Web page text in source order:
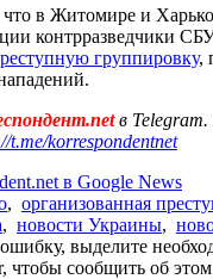
что в Житомире и
контрразведчики
группировку,
в
t.me/korrespondentnet
в Google News
, организованная
, новости Украины,
выделите
чтобы сообщить об